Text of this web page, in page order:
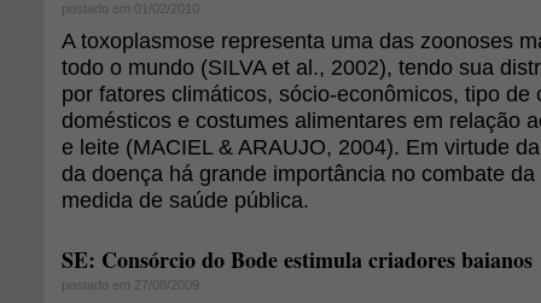
postado em 01/02/2010
A toxoplasmose representa uma das zoonoses
todo o mundo (SILVA et al., 2002), tendo sua
por fatores climáticos, sócio-econômicos, tipo de
domésticos e costumes alimentares em relação
e leite (MACIEL & ARAUJO, 2004). Em virtude
da doença há grande importância no combate
medida de saúde pública.
SE: Consórcio do Bode estimula criadores baianos
postado em 27/08/2009